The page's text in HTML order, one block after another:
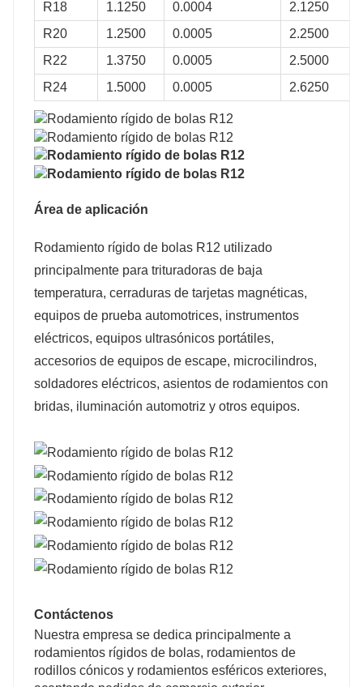
R18
1.1250 0.0004
2.1250
R20
1.2500 0.0005
2.2500
R22
1.3750 0.0005
2.5000
R24
1.5000 0.0005 2.6250
Área de aplicación
Rodamiento rígido de bolas R12 utilizado
principalmente para trituradoras de baja
temperatura, cerraduras de tarjetas magnéticas,
equipos de prueba automotrices, instrumentos
eléctricos, equipos ultrasónicos portátiles,
accesorios de equipos de escape, microcilindros,
soldadores eléctricos, asientos de rodamientos con
bridas, iluminación automotriz y otros equipos.
Contáctenos
Nuestra empresa se dedica principalmente a
rodamientos rígidos de bolas, rodamientos de
rodillos cónicos y rodamientos esféricos exteriores,